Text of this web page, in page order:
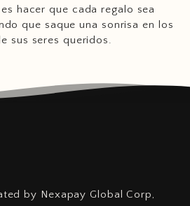
hacer que cada regalo sea
que saque una sonrisa en los
sus seres queridos.
by Nexapay Global Corp,